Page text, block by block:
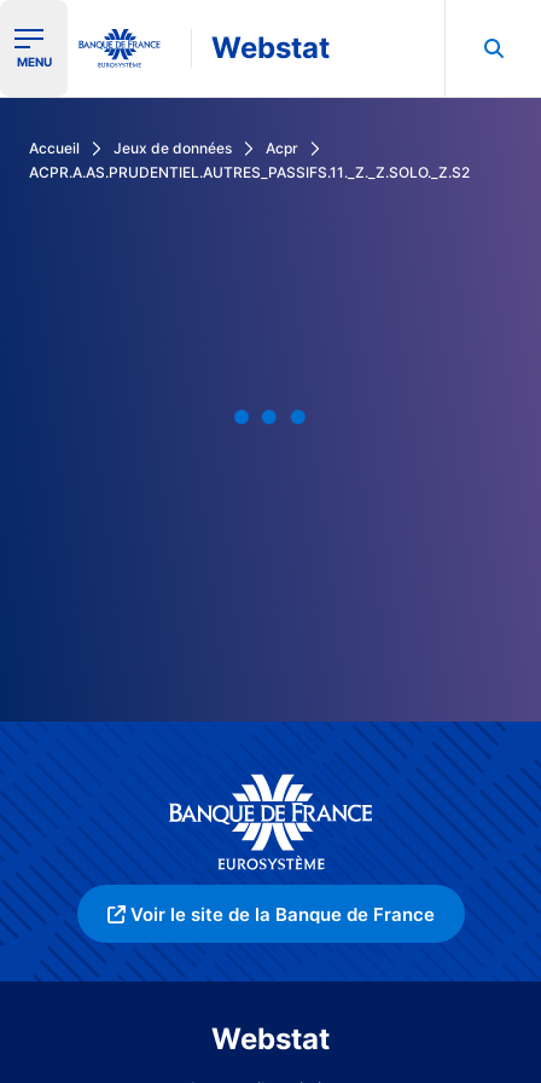
Ouvrir le menu de navigation
MENU Webstat
Accueil Jeux de données
Acpr
ACPR.A.AS.PRUDENTIEL.AUTRES_PASSIFS.11._Z._Z.SOLO._Z.S2
Voir le site de la Banque de France
Webstat